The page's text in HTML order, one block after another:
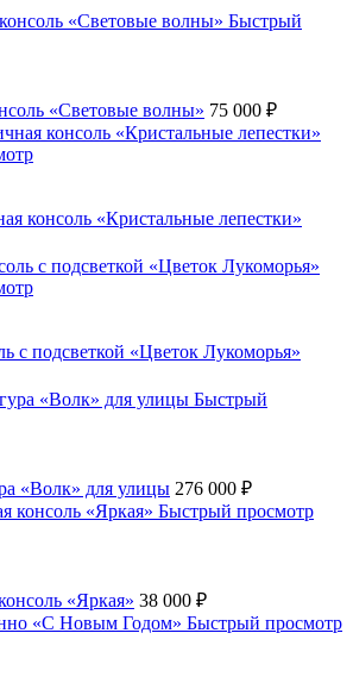
Быстрый
«Световые волны» 75 000 ₽
консоль «Кристальные лепестки»
с подсветкой «Цветок Лукоморья»
Быстрый
«Волк» для улицы 276 000 ₽
Быстрый просмотр
«Яркая» 38 000 ₽
Быстрый просмотр